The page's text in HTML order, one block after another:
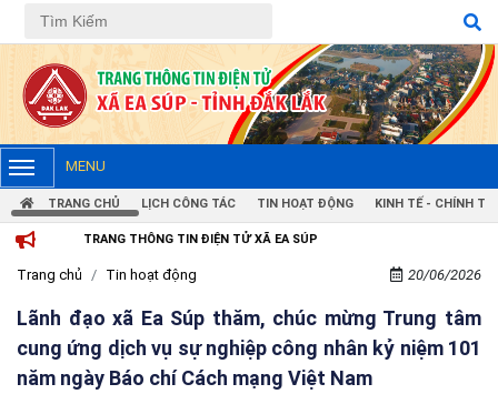
MENU
TRANG CHỦ LỊCH CÔNG TÁC TIN HOẠT ĐỘNG KINH TẾ - CHÍNH TRỊ
THÔNG TIN ĐIỆN TỬ XÃ EA SÚP
Trang chủ Tin hoạt động 20/06/2026
Lãnh đạo xã Ea Súp thăm, chúc mừng Trung tâm
cung ứng dịch vụ sự nghiệp công nhân kỷ niệm 101
năm ngày Báo chí Cách mạng Việt Nam